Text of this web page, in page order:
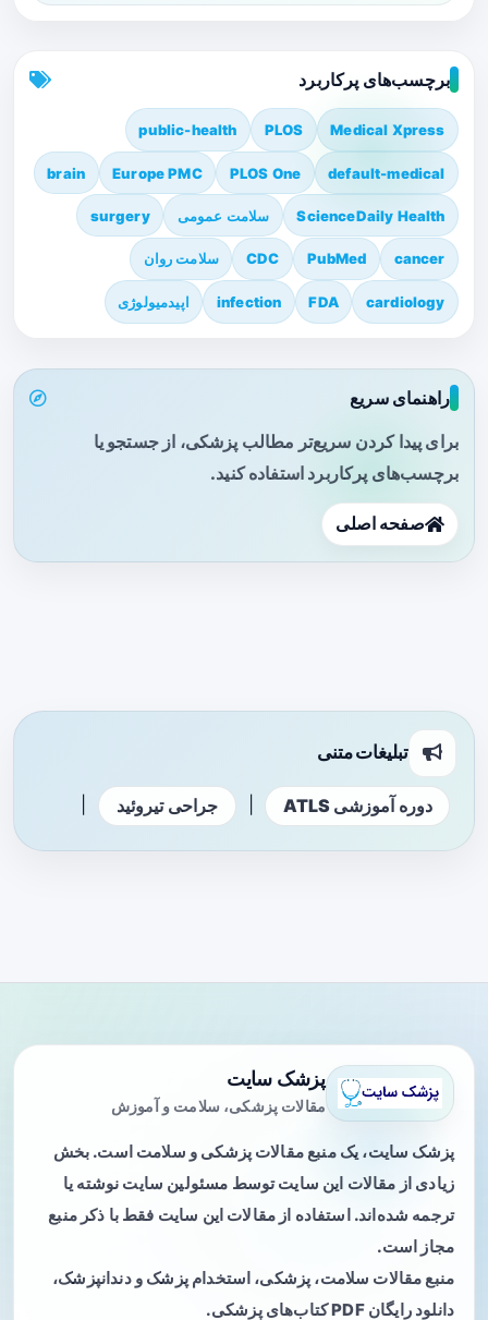
برچسب‌های پرکاربرد
Medical Xpress
PLOS
public-health
default-medical
PLOS One
Europe PMC
brain
ScienceDaily Health سلامت عمومی surgery
cancer
PubMed
CDC سلامت روان
cardiology
FDA
infection اپیدمیولوژی
راهنمای سریع
برای پیدا کردن سریع‌تر مطالب پزشکی، از جستجو یا
برچسب‌های پرکاربرد استفاده کنید.
صفحه اصلی
تبلیغات متنی
دوره آموزشی ATLS جراحی تیروئید
پزشک سایت
مقالات پزشکی، سلامت و آموزش
پزشک سایت، یک منبع مقالات پزشکی و سلامت است. بخش
زیادی از مقالات این سایت توسط مسئولین سایت نوشته یا
ترجمه شده‌اند. استفاده از مقالات این سایت فقط با ذکر منبع
مجاز است.
منبع مقالات سلامت، پزشکی، استخدام پزشک و دندانپزشک،
دانلود رایگان PDF کتاب‌های پزشکی.